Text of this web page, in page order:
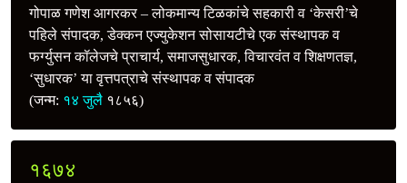
गोपाळ गणेश आगरकर – लोकमान्य टिळकांचे सहकारी व ‘केसरी’चे
पहिले संपादक, डेक्‍कन एज्युकेशन सोसायटीचे एक संस्थापक व
फर्ग्युसन कॉलेजचे प्राचार्य, समाजसुधारक, विचारवंत व शिक्षणतज्ञ,
‘सुधारक’ या वृत्तपत्राचे संस्थापक व संपादक
(जन्म: १४ जुलै १८५६)
१६७४